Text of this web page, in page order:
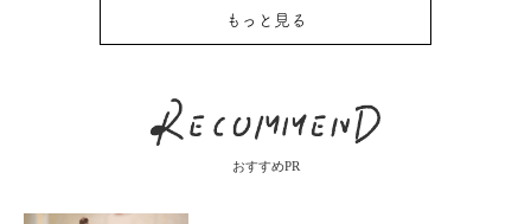
もっと見る
おすすめPR